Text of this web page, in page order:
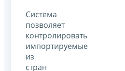
Система
позволяет
контролировать
импортируемые
из
стран